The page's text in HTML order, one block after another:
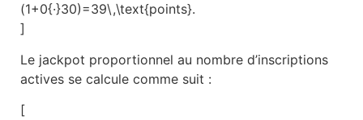
(1+0{·}30)=39\,\text{points}.
]
Le jackpot proportionnel au nombre d’inscriptions
actives se calcule comme suit :
[